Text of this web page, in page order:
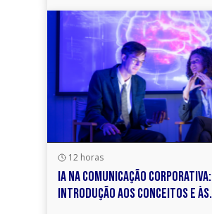
12 horas
IA NA COMUNICAÇÃO CORPORATIVA:
INTRODUÇÃO AOS CONCEITOS E ÀS